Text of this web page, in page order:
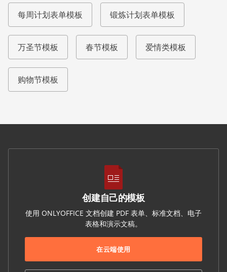
每周计划表单模板 锻炼计划表单模板
万圣节模板 春节模板 爱情类模板
购物节模板
创建自己的模板
使用 ONLYOFFICE 文档创建 PDF 表单、标准文档、电子
表格和演示文稿。
在云端使用